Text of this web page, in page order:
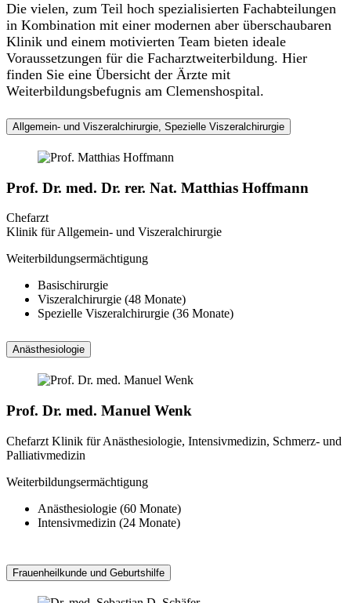
Die vielen, zum Teil hoch spezialisierten Fachabteilungen
in Kombination mit einer modernen aber überschaubaren
Klinik und einem motivierten Team bieten ideale
Voraussetzungen für die Facharztweiterbildung. Hier
finden Sie eine Übersicht der Ärzte mit
Weiterbildungsbefugnis am Clemenshospital.
Allgemein- und Viszeralchirurgie, Spezielle Viszeralchirurgie
Prof. Dr. med. Dr. rer. Nat. Matthias Hoffmann
Chefarzt
Klinik für Allgemein- und Viszeralchirurgie
Weiterbildungsermächtigung
Basischirurgie
Viszeralchirurgie (48 Monate)
Spezielle Viszeralchirurgie (36 Monate)
Anästhesiologie
Prof. Dr. med. Manuel Wenk
Chefarzt Klinik für Anästhesiologie, Intensivmedizin, Schmerz- und
Palliativmedizin
Weiterbildungsermächtigung
Anästhesiologie (60 Monate)
Intensivmedizin (24 Monate)
Frauenheilkunde und Geburtshilfe